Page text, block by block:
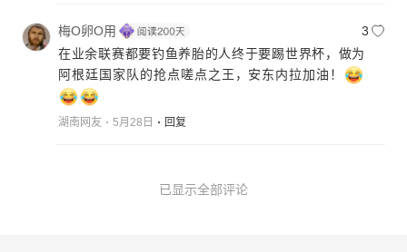
梅O卵O用
3
在业余联赛都要钓鱼养胎的人终于要踢世界杯，做为
阿根廷国家队的抢点嗟点之王，安东内拉加油！
湖南网友 5月28日 回复
已显示全部评论